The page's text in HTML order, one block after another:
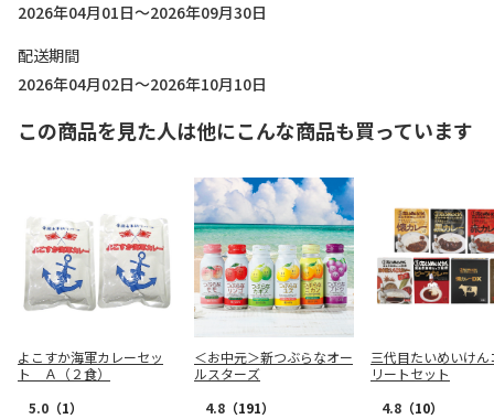
2026年04月01日～2026年09月30日
配送期間
2026年04月02日～2026年10月10日
この商品を見た人は他にこんな商品も買っています
よこすか海軍カレーセッ
ト Ａ（２食）
5.0 （1）
＜お中元＞新つぶらなオー
ルスターズ
4.8 （191）
三代目たいめいけん
リートセット
4.8 （10）